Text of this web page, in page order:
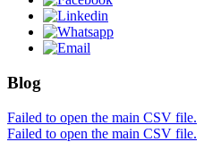
Blog
Failed to open the main CSV file.
Failed to open the main CSV file.